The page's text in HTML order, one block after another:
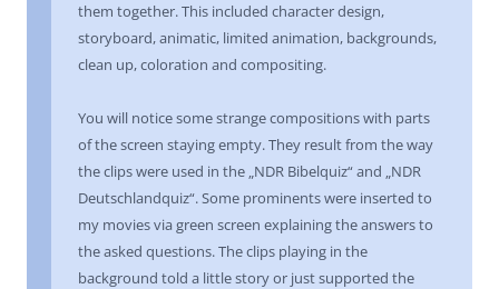
them together. This included character design,
storyboard, animatic, limited animation, backgrounds,
clean up, coloration and compositing.
You will notice some strange compositions with parts
of the screen staying empty. They result from the way
the clips were used in the „NDR Bibelquiz“ and „NDR
Deutschlandquiz“. Some prominents were inserted to
my movies via green screen explaining the answers to
the asked questions. The clips playing in the
background told a little story or just supported the